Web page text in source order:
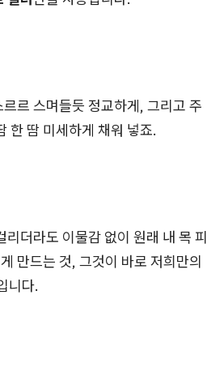
르 스며들듯 정교하게, 그리고 주
한 땀 미세하게 채워 넣죠.
리더라도 이물감 없이 원래 내 목 피
만드는 것, 그것이 바로 저희만의
니다.